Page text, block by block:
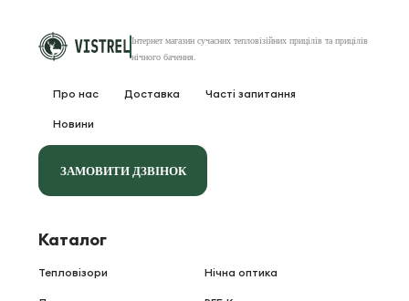
Інтернет магазин сучасних тепловізійнихприцілів та прицілів
нічного бачення
Про нас Доставка Часті запитання
Новини
ЗАМОВИТИ ДЗВІНОК
Каталог
Тепловізори Нічна оптика